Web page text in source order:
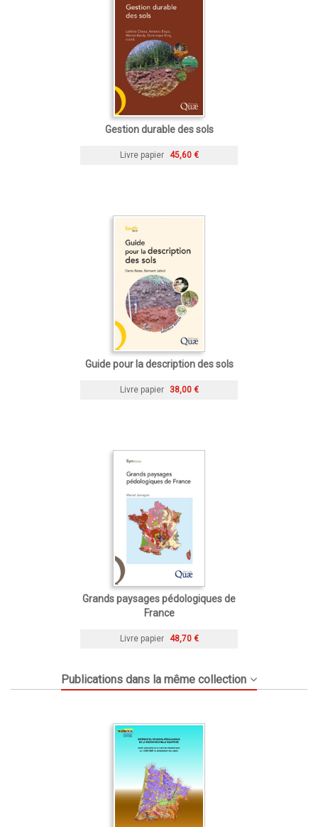
Gestion durable des sols
Livre papier 45,60 €
Guide pour la description des sols
Livre papier 38,00 €
Grands paysages pédologiques de
France
Livre papier 48,70 €
Publications dans la même collection